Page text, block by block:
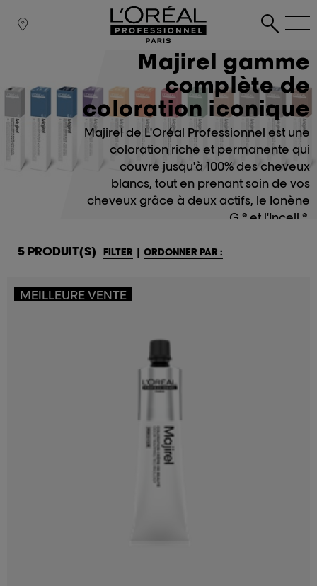
Majirel gamme
complète de
coloration iconique
Majirel de L'Oréal Professionnel est une
coloration riche et permanente qui
couvre jusqu'à 100% des cheveux
blancs, tout en prenant soin de vos
cheveux grâce à deux actifs, le Ionène
G ® et l'Incell ®.
5 PRODUIT(S) FILTER ORDONNER PAR :
MEILLEURE VENTE